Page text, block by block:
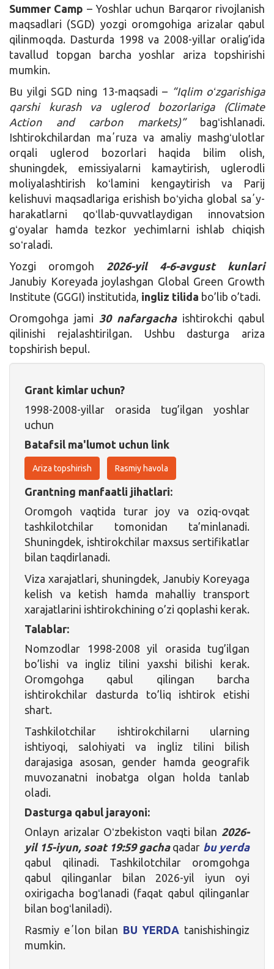
Summer Camp – Yoshlar uchun Barqaror rivojlanish
maqsadlari (SGD) yozgi oromgohiga arizalar qabul
qilinmoqda. Dasturda 1998 va 2008-yillar oralig’ida
tavallud topgan barcha yoshlar ariza topshirishi
mumkin.
Bu yilgi SGD ning 13-maqsadi – “Iqlim oʻzgarishiga
qarshi kurash va uglerod bozorlariga (Climate
Action and carbon markets)”bagʻishlanadi.
Ishtirokchilardan maʼruza va amaliy mashgʻulotlar
orqali uglerod bozorlari haqida bilim olish,
shuningdek, emissiyalarni kamaytirish, uglerodli
moliyalashtirish koʻlamini kengaytirish va Parij
kelishuvi maqsadlariga erishish boʻyicha global saʼy-
harakatlarni qoʻllab-quvvatlaydigan innovatsion
gʻoyalar hamda tezkor yechimlarni ishlab chiqish
soʻraladi.
Yozgi oromgoh 2026-yil 4-6-avgust kunlari
Janubiy Koreyada joylashgan Global Green Growth
Institute (GGGI) institutida, ingliz tilida bo’lib o’tadi.
Oromgohga jami 30 nafargacha ishtirokchi qabul
qilinishi rejalashtirilgan. Ushbu dasturga ariza
topshirish bepul.
Grant kimlar uchun?
1998-2008-yillar orasida tug’ilgan yoshlar
uchun
Batafsil ma'lumot uchun link
Ariza topshirish Rasmiy havola
Grantning manfaatli jihatlari:
Oromgoh vaqtida turar joy va oziq-ovqat
tashkilotchilar tomonidan ta’minlanadi.
Shuningdek, ishtirokchilar maxsus sertifikatlar
bilan taqdirlanadi.
Viza xarajatlari, shuningdek, Janubiy Koreyaga
kelish va ketish hamda mahalliy transport
xarajatlarini ishtirokchining o’zi qoplashi kerak.
Talablar:
Nomzodlar 1998-2008 yil orasida tug’ilgan
bo’lishi va ingliz tilini yaxshi bilishi kerak.
Oromgohga qabul qilingan barcha
ishtirokchilar dasturda to’liq ishtirok etishi
shart.
Tashkilotchilar ishtirokchilarni ularning
ishtiyoqi, salohiyati va ingliz tilini bilish
darajasiga asosan, gender hamda geografik
muvozanatni inobatga olgan holda tanlab
oladi.
Dasturga qabul jarayoni:
Onlayn arizalar Oʻzbekiston vaqti bilan 2026-
yil 15-iyun, soat 19:59 gachaqadar bu yerda
qabul qilinadi. Tashkilotchilar oromgohga
qabul qilinganlar bilan 2026-yil iyun oyi
oxirigacha bogʻlanadi (faqat qabul qilinganlar
bilan bogʻlaniladi).
Rasmiy eʼlon bilan BU YERDA tanishishingiz
mumkin.